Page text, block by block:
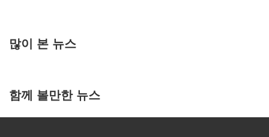
많이 본 뉴스
함께 볼만한 뉴스